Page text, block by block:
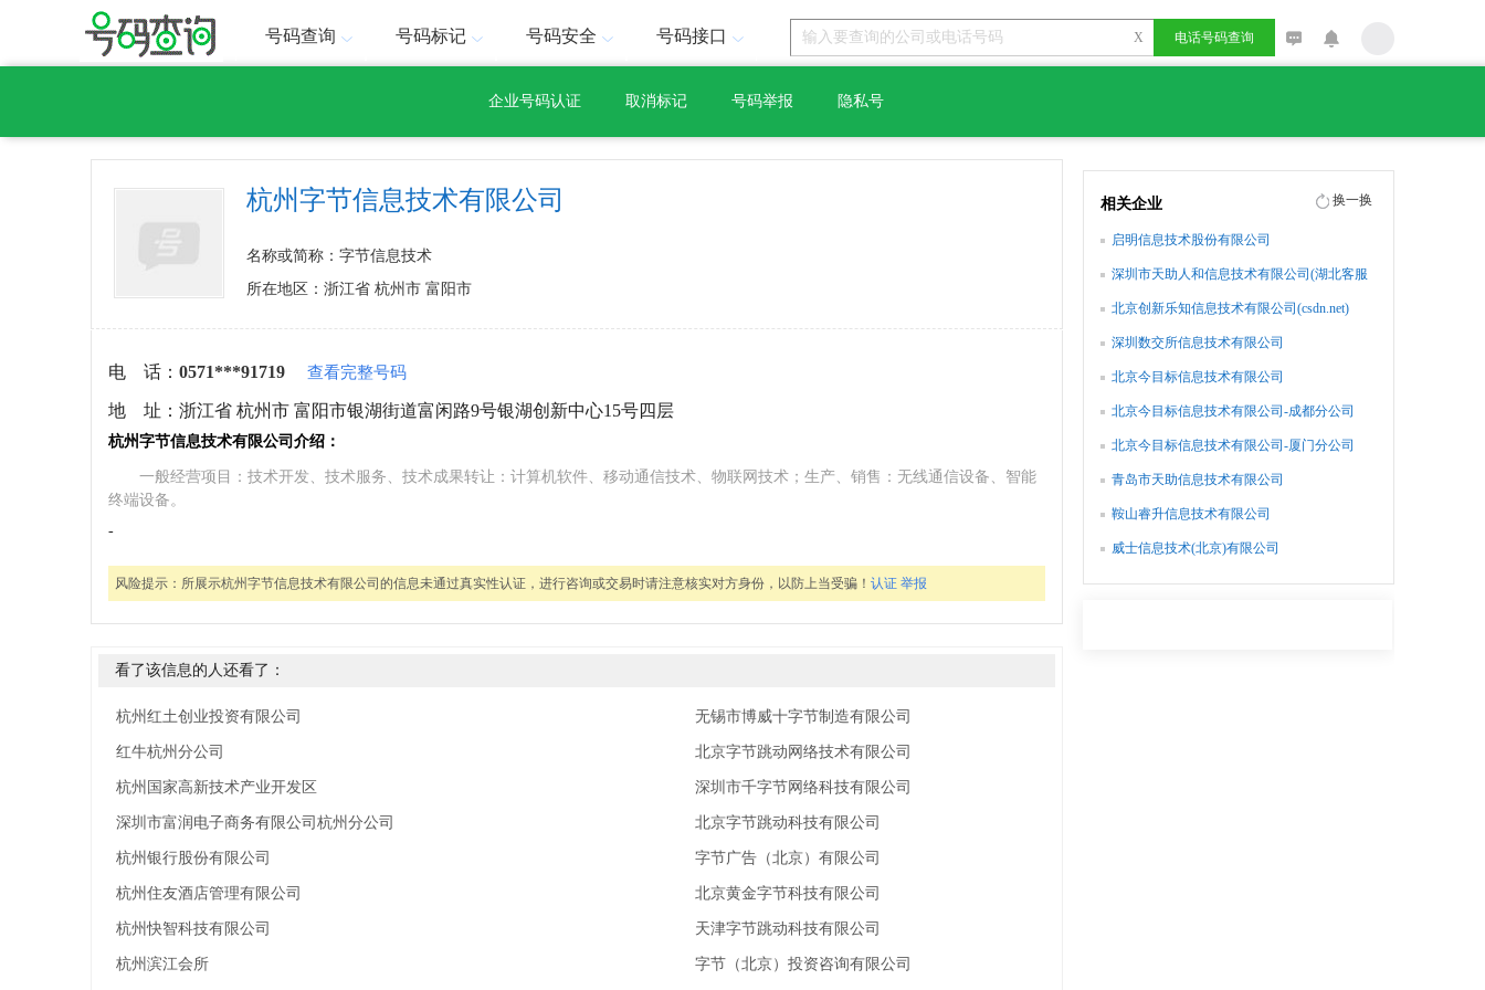
号码查询 号码标记 号码安全 号码接口 X 电话号码查询
企业号码认证 取消标记 号码举报 隐私号
杭州字节信息技术有限公司
名称或简称：字节信息技术
所在地区：浙江省 杭州市 富阳市
电 话： 0571***91719 查看完整号码
地 址： 浙江省 杭州市 富阳市银湖街道富闲路9号银湖创新中心15号四层
杭州字节信息技术有限公司介绍：
一般经营项目：技术开发、技术服务、技术成果转让：计算机软件、移动通信技术、物联网技术；生产、销售：无线通信设备、智能
终端设备。
-
风险提示： 所展示杭州字节信息技术有限公司的信息未通过真实性认证，进行咨询或交易时请注意核实对方身份，以防上当受骗！ 认证 举报
看了该信息的人还看了：
杭州红土创业投资有限公司
红牛杭州分公司
杭州国家高新技术产业开发区
深圳市富润电子商务有限公司杭州分公司
杭州银行股份有限公司
杭州住友酒店管理有限公司
杭州快智科技有限公司
杭州滨江会所
无锡市博威十字节制造有限公司
北京字节跳动网络技术有限公司
深圳市千字节网络科技有限公司
北京字节跳动科技有限公司
字节广告（北京）有限公司
北京黄金字节科技有限公司
天津字节跳动科技有限公司
字节（北京）投资咨询有限公司
相关企业 换一换
启明信息技术股份有限公司
深圳市天助人和信息技术有限公司(湖北客服
北京创新乐知信息技术有限公司(csdn.net)
深圳数交所信息技术有限公司
北京今目标信息技术有限公司
北京今目标信息技术有限公司-成都分公司
北京今目标信息技术有限公司-厦门分公司
青岛市天助信息技术有限公司
鞍山睿升信息技术有限公司
威士信息技术(北京)有限公司